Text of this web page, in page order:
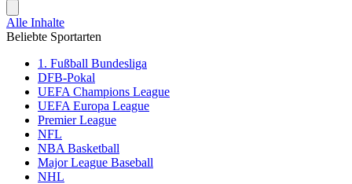
Alle Inhalte
Beliebte Sportarten
1. Fußball Bundesliga
DFB-Pokal
UEFA Champions League
UEFA Europa League
Premier League
NFL
NBA Basketball
Major League Baseball
NHL